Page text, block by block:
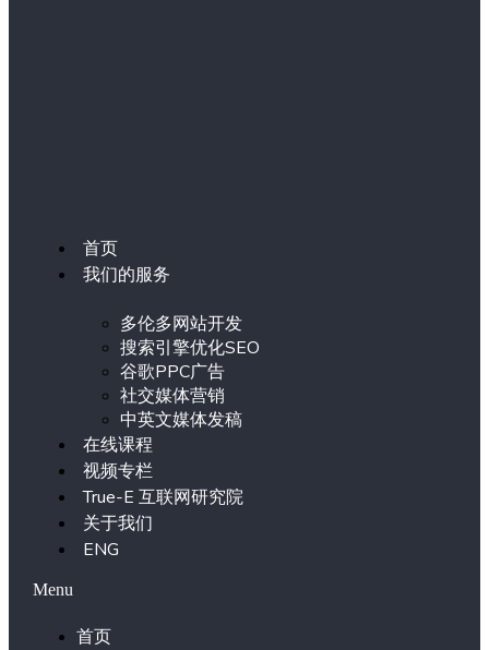
首页
我们的服务
多伦多网站开发
搜索引擎优化SEO
谷歌PPC广告
社交媒体营销
中英文媒体发稿
在线课程
视频专栏
True-E 互联网研究院
关于我们
ENG
Menu
首页